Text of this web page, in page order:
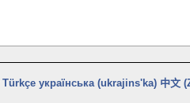
Türkçe українська (ukrajins'ka) 中文